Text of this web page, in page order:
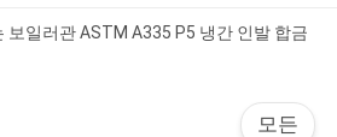
보일러관 ASTM A335 P5 냉간 인발 합금
모든